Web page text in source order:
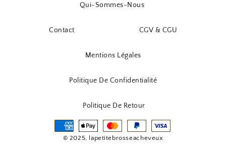
Qui-Sommes-Nous
Contact CGV & CGU
Mentions Légales
Politique De Confidentialité
Politique De Retour
© 2025, lapetitebrosseacheveux